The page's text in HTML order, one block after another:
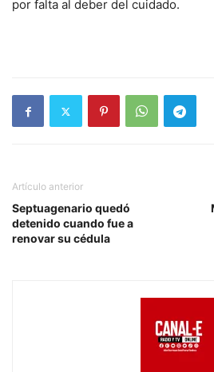
por falta al deber del cuidado.
Artículo anterior
Septuagenario quedó
detenido cuando fue a
renovar su cédula